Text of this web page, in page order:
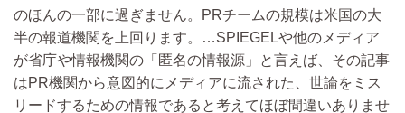
のほんの一部に過ぎません。PRチームの規模は米国の大
半の報道機関を上回ります。…SPIEGELや他のメディア
が省庁や情報機関の「匿名の情報源」と言えば、その記事
はPR機関から意図的にメディアに流された、世論をミス
リードするための情報であると考えてほぼ間違いありませ